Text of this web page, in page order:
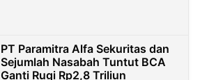
PT Paramitra Alfa Sekuritas dan
Sejumlah Nasabah Tuntut BCA
Ganti Rugi Rp2,8 Triliun